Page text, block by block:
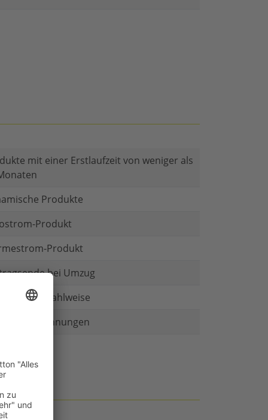
mit einer Erstlaufzeit von weniger als
Produkte
Produkt
Produkt
bei Umzug
als eine Zahlweise
Rechnungen